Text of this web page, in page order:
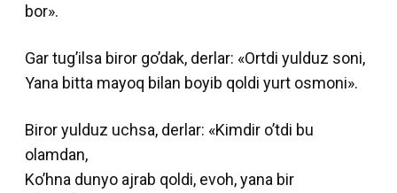
bor».
Gar tug’ilsa biror go’dak, derlar: «Ortdi yulduz soni,
Yana bitta mayoq bilan boyib qoldi yurt osmoni».
Biror yulduz uchsa, derlar: «Kimdir o’tdi bu
olamdan,
Ko’hna dunyo ajrab qoldi, evoh, yana bir